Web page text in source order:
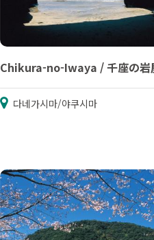
Chikura-no-Iwaya / 千座の岩
다네가시마/야쿠시마